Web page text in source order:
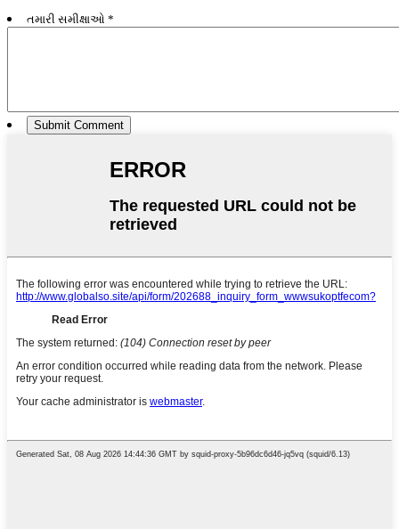
તમારી સમીક્ષાઓ *